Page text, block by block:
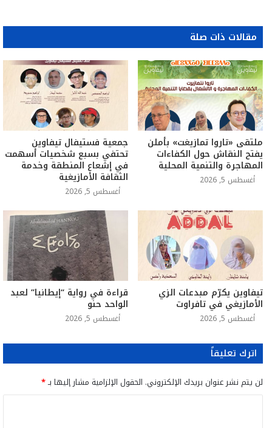
مقالات ذات صلة
ملتقى «تاروا تمازيغت» بأملن
يفتح النقاش حول الكفاءات
المهاجرة والتنمية المحلية
أغسطس 5, 2026
جمعية فستيفال تيفاوين
تحتفي بسبع شخصيات أسهمت
في إشعاع المنطقة وخدمة
الثقافة الأمازيغية
أغسطس 5, 2026
تيفاوين يكرّم مبدعات الزي
الأمازيغي في تافراوت
أغسطس 5, 2026
قراءة في رواية “إيطانيا” لعبد
الواحد حنو
أغسطس 5, 2026
اترك تعليقاً
لن يتم نشر عنوان بريدك الإلكتروني. الحقول الإلزامية مشار إليها بـ*